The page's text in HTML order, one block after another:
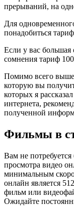
прерываний, на
Для
понадобиться
Если у вас большая
сомнения тариф
Помимо всего
которую вы
которых я рассказал
интернета,
полученной
Фильмы в
Вам не потребуется
просмотра видео
минимальным
онлайн является
фильм или
Ожидайте